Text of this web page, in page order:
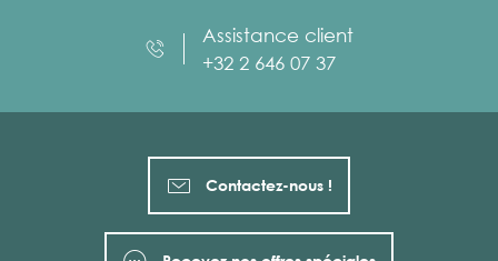
Assistance client
+32 2 646 07 37
Contactez-nous !